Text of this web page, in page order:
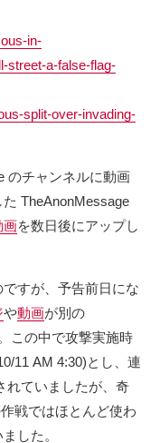
in-
street-a-false-flag-
split-over-invading-
のチャンネルに動画
TheAnonMessage
画を数日後にアップし
すが、予告前日にな
や動画が別の
この中で攻撃実施時
11 AM 4:30)とし、連
れていましたが、奇
戦ではほとんど使わ
した。